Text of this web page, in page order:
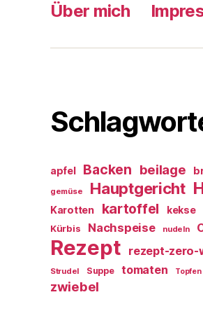
Über mich
apfel Backen beilage
gemüse Hauptgericht
Karotten kartoffel kekse
Kürbis Nachspeise nudeln
Rezept rezept-zero-
Strudel Suppe tomaten Topfen
zwiebel